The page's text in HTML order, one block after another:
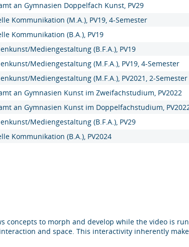
an Gymnasien Doppelfach Kunst, PV29
Kommunikation (M.A.), PV19, 4-Semester
Kommunikation (B.A.), PV19
Mediengestaltung (B.F.A.), PV19
Mediengestaltung (M.F.A.), PV19, 4-Semester
Mediengestaltung (M.F.A.), PV2021, 2-Semester
an Gymnasien Kunst im Zweifachstudium, PV2022
an Gymnasien Kunst im Doppelfachstudium,
Mediengestaltung (B.F.A.), PV29
Kommunikation (B.A.), PV2024
concepts to morph and develop while the video is
and space. This interactivity inherently